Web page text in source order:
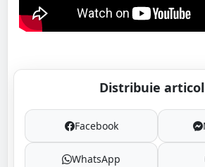
Distribuie
Facebook
WhatsApp